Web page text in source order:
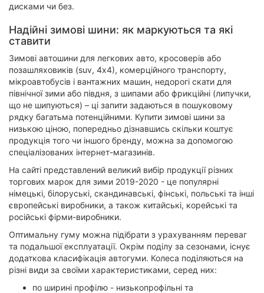
дисками чи без.
Надійні зимові шини: як маркуються та які
ставити
Зимові автошини для легкових авто, кросоверів або
позашляховиків (suv, 4х4), комерційного транспорту,
мікроавтобусів і вантажних машин, недорогі скати для
північної зими або півдня, з шипами або фрикційні (липучки,
що не шипуються) – ці запити задаються в пошуковому
рядку багатьма потенційними. Купити зимові шини за
низькою ціною, попередньо дізнавшись скільки коштує
продукція того чи іншого бренду, можна за допомогою
спеціалізованих інтернет-магазинів.
На сайті представлений великий вибір продукції різних
торгових марок для зими 2019-2020 - це популярні
німецькі, білоруські, скандинавські, фінські, польські та інші
європейські виробники, а також китайські, корейські та
російські фірми-виробники.
Оптимальну гуму можна підібрати з урахуванням переваг
та подальшої експлуатації. Окрім поділу за сезонами, існує
додаткова класифікація автогуми. Колеса поділяються на
різні види за своїми характеристиками, серед них:
по ширині профілю - низькопрофільні та